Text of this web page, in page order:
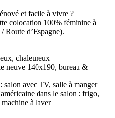
et facile à vivre ?
colocation 100% féminine à
Route d’Espagne).
chaleureux
neuve 140x190, bureau &
avec TV, salle à manger
dans le salon : frigo,
à laver